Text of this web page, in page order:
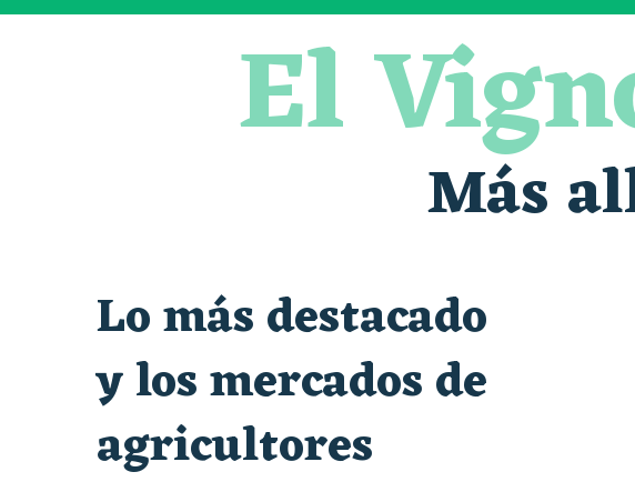
Visite guidée : les essentiels de Clisson
Escapade en Muscadet au cœur du Vignoble Nantais
Visite guidée « Histoire d'un jardin pittoresque »
« Veduta, les palais oubliés d'Italie » Thomas Jorion
Atelier Cyanotype en lien avec l'exposition Veduta - Les palais oubliés
Escape game
El
Más
Lo más destacado
y los mercados de
agricultores